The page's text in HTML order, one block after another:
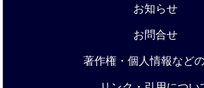
お知らせ
お問合せ
著作権・個人情報など